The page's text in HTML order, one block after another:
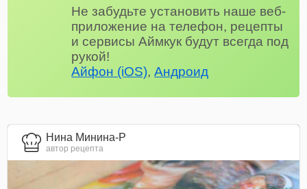
Не забудьте установить наше веб-
приложение на телефон, рецепты
и сервисы Аймкук будут всегда под
рукой!
Айфон (iOS),Андроид
Нина Минина-Р
автор рецепта